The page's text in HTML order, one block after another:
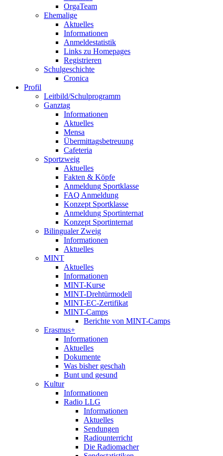
OrgaTeam
Ehemalige
Aktuelles
Informationen
Anmeldestatistik
Links zu Homepages
Registrieren
Schulgeschichte
Cronica
Profil
Leitbild/Schulprogramm
Ganztag
Informationen
Aktuelles
Mensa
Übermittagsbetreuung
Cafeteria
Sportzweig
Aktuelles
Fakten & Köpfe
Anmeldung Sportklasse
FAQ Anmeldung
Konzept Sportklasse
Anmeldung Sportinternat
Konzept Sportinternat
Bilingualer Zweig
Informationen
Aktuelles
MINT
Aktuelles
Informationen
MINT-Kurse
MINT-Drehtürmodell
MINT-EC-Zertifikat
MINT-Camps
Berichte von MINT-Camps
Erasmus+
Informationen
Aktuelles
Dokumente
Was bisher geschah
Bunt und gesund
Kultur
Informationen
Radio LLG
Informationen
Aktuelles
Sendungen
Radiounterricht
Die Radiomacher